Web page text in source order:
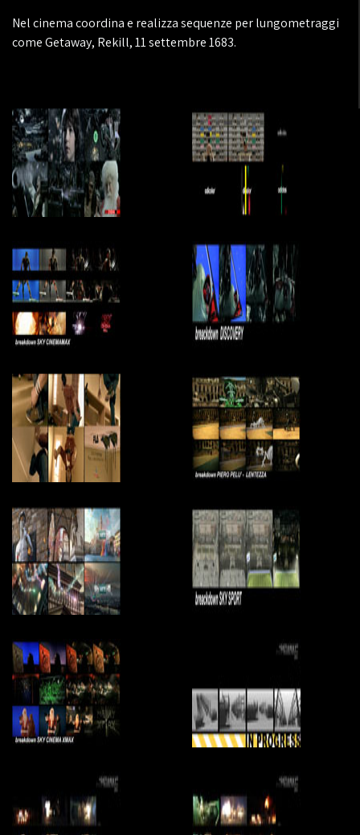
Nel cinema coordina e realizza sequenze per lungometraggi
come Getaway, Rekill, 11 settembre 1683.